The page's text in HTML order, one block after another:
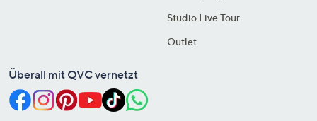
Studio Live Tour
Outlet
Überall mit QVC vernetzt